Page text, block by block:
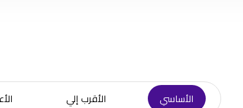
الأساسي الأقرب إلي